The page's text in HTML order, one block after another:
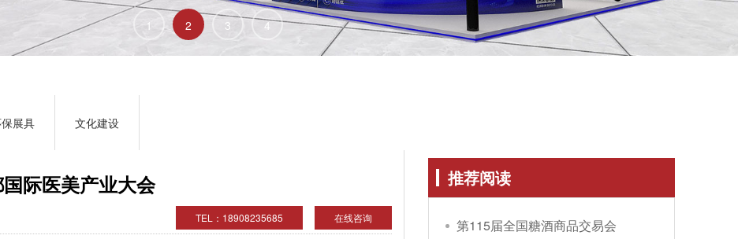
1 2 3 4
展具 文化建设
际医美产业大会
在线咨询
TEL：18908235685
推荐阅读
第115届全国糖酒商品交易会